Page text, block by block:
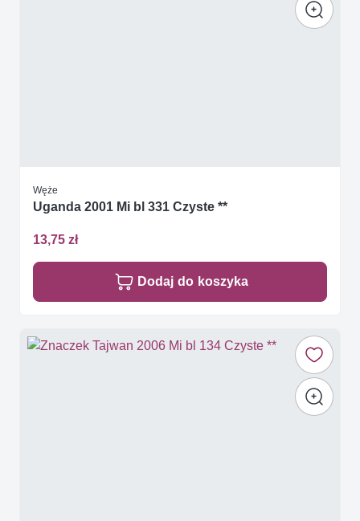
Węże
Uganda 2001 Mi bl 331 Czyste **
13,75 zł
Dodaj do koszyka